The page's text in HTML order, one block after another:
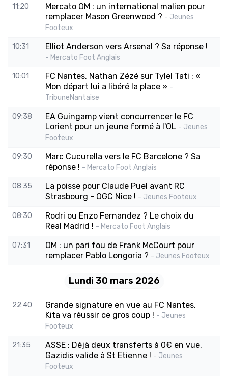
11:20
Mercato OM : un international malien pour
remplacer Mason Greenwood ? - Jeunes
Footeux
10:31 Elliot Anderson vers Arsenal ? Sa réponse !
- Mercato Foot Anglais
10:01
FC Nantes. Nathan Zézé sur Tylel Tati : «
Mon départ lui a libéré la place » -
TribuneNantaise
09:38
EA Guingamp vient concurrencer le FC
Lorient pour un jeune formé à l'OL - Jeunes
Footeux
09:30
Marc Cucurella vers le FC Barcelone ? Sa
réponse ! - Mercato Foot Anglais
08:35
La poisse pour Claude Puel avant RC
Strasbourg - OGC Nice ! - Jeunes Footeux
08:30
Rodri ou Enzo Fernandez ? Le choix du
Real Madrid ! - Mercato Foot Anglais
07:31
OM : un pari fou de Frank McCourt pour
remplacer Pablo Longoria ? - Jeunes Footeux
Lundi 30 mars 2026
22:40
Grande signature en vue au FC Nantes,
Kita va réussir ce gros coup ! - Jeunes
Footeux
21:35
ASSE : Déjà deux transferts à 0€ en vue,
Gazidis valide à St Etienne ! - Jeunes
Footeux